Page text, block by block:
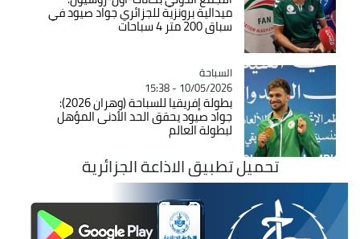
ميدالية برونزية للجزائري جواد صيود في
سباق 200 متر 4 سباحات
Catégorie
السباحة
10/05/2026 - 15:38
بطولة إفريقيا للسباحة (وهران 2026):
جواد صيود يحقق الحد الأدنى المؤهل
لبطولة العالم
تحميل تطبيق الاذاعة الجزائرية